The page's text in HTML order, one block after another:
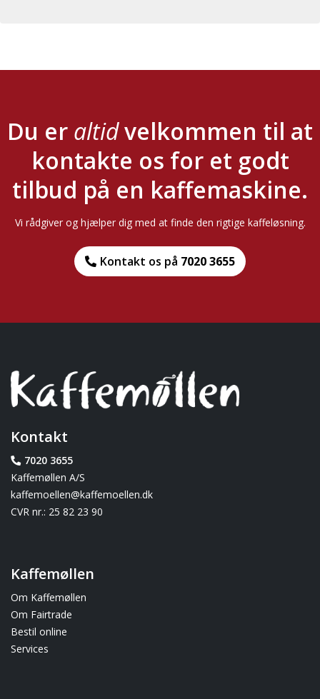
Du er altidvelkommen til at
kontakte os for et godt
tilbud på en kaffemaskine.
Vi rådgiver og hjælper dig med at finde den rigtige kaffeløsning.
Kontakt os på 7020 3655
Kontakt
7020 3655
Kaffemøllen A/S
kaffemoellen@kaffemoellen.dk
CVR nr.: 25 82 23 90
Kaffemøllen
Om Kaffemøllen
Om Fairtrade
Bestil online
Services